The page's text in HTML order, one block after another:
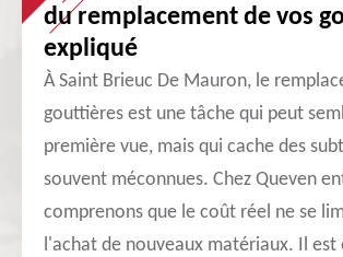
du remplacement de vos
expliqué
À Saint Brieuc De Mauron, le
gouttières est une tâche qui peut
première vue, mais qui cache des
souvent méconnues. Chez Queven
comprenons que le coût réel ne se
l'achat de nouveaux matériaux. Il est